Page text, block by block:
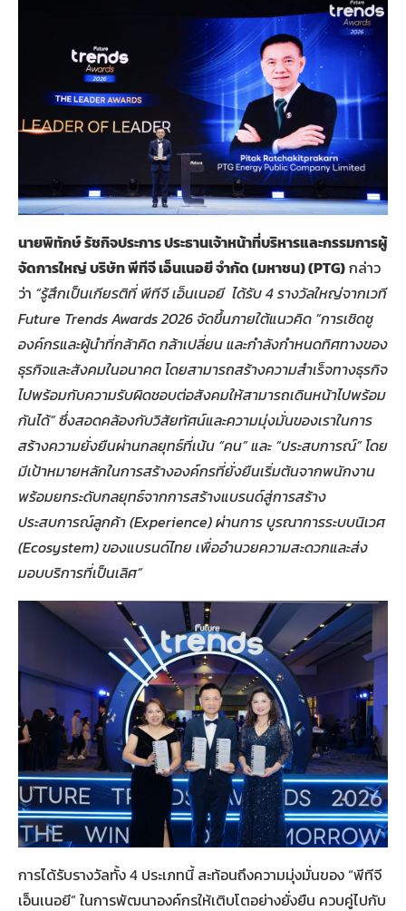
นายพิทักษ์ รัชกิจประการ ประธานเจ้าหน้าที่บริหารและกรรมการผู้
จัดการใหญ่ บริษัท พีทีจี เอ็นเนอยี จำกัด (มหาชน) (PTG)กล่าว
ว่า “รู้สึกเป็นเกียรติที่ พีทีจี เอ็นเนอยี ได้รับ 4 รางวัลใหญ่จากเวที
Future Trends Awards 2026 จัดขึ้นภายใต้แนวคิด “การเชิดชู
องค์กรและผู้นำที่กล้าคิด กล้าเปลี่ยน และกำลังกำหนดทิศทางของ
ธุรกิจและสังคมในอนาคต โดยสามารถสร้างความสำเร็จทางธุรกิจ
ไปพร้อมกับความรับผิดชอบต่อสังคมให้สามารถเดินหน้าไปพร้อม
กันได้” ซึ่งสอดคล้องกับวิสัยทัศน์และความมุ่งมั่นของเราในการ
สร้างความยั่งยืนผ่านกลยุทธ์ที่เน้น “คน” และ “ประสบการณ์” โดย
มีเป้าหมายหลักในการสร้างองค์กรที่ยั่งยืนเริ่มต้นจากพนักงาน
พร้อมยกระดับกลยุทธ์จากการสร้างแบรนด์สู่การสร้าง
ประสบการณ์ลูกค้า (Experience) ผ่านการ บูรณาการระบบนิเวศ
(Ecosystem) ของแบรนด์ไทย เพื่ออำนวยความสะดวกและส่ง
มอบบริการที่เป็นเลิศ”
การได้รับรางวัลทั้ง 4 ประเภทนี้ สะท้อนถึงความมุ่งมั่นของ “พีทีจี
เอ็นเนอยี” ในการพัฒนาองค์กรให้เติบโตอย่างยั่งยืน ควบคู่ไปกับ